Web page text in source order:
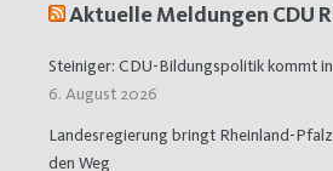
Aktuelle Meldungen CDU
Steiniger: CDU-Bildungspolitik kommt
6. August 2026
Landesregierung bringt Rheinland-
den Weg